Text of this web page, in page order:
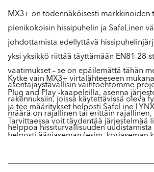
MX3+ on todennäköisesti markkinoiden
pienikokoisin hissipuhelin ja SafeLinen
johdottamista edellyttävä
yksi yksikkö riittää täyttämään EN81-28-
vaatimukset – se on epäilemättä tähän
asentajaystävällisin vaihtoehtomme
rakennuksiin, joissa käytettävissä oleva
määrä on rajallinen tai erittäin rajallinen,
helppoa hissiturvallisuuden
Kytke vain MX3+ virtalähteeseen
Plug and Play -kaapeleilla, asenna
ja tee määritykset helposti SafeLine
Tarvittaessa voit täydentää järjestelmää
helposti ääniaseman (esim. koriaseman